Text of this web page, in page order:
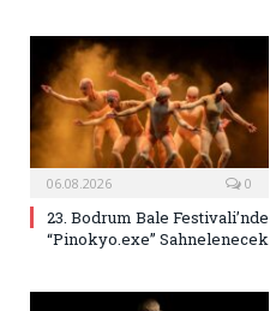
06.08.2026 0
23. Bodrum Bale Festivali’nde
“Pinokyo.exe” Sahnelenecek